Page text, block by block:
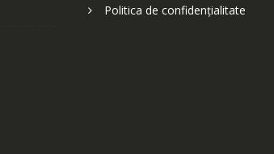
Politica de confidențialitate